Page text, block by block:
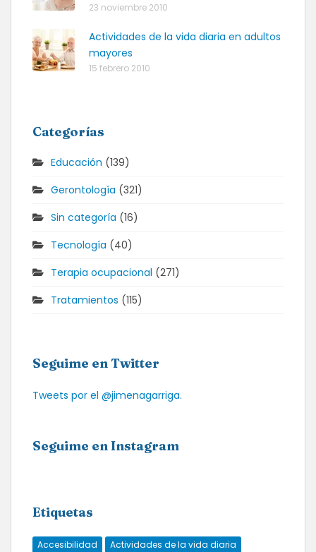
23 noviembre 2010
Actividades de la vida diaria en adultos
mayores
15 febrero 2010
Categorías
Educación (139)
Gerontología (321)
Sin categoría (16)
Tecnología (40)
Terapia ocupacional (271)
Tratamientos (115)
Seguime en Twitter
Tweets por el @jimenagarriga.
Seguime en Instagram
Etiquetas
Accesibilidad
Actividades de la vida diaria